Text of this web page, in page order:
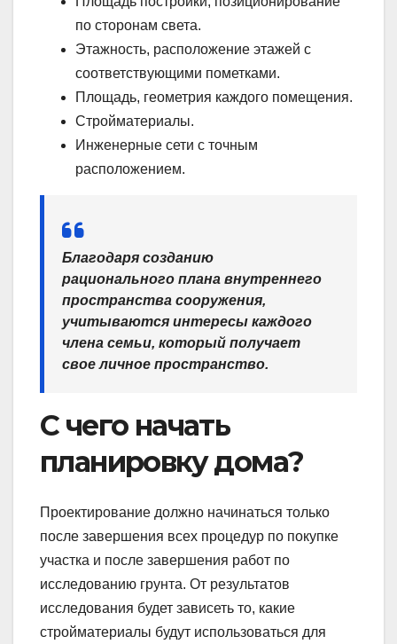
по сторонам света.
Этажность, расположение этажей с
соответствующими пометками.
Площадь, геометрия каждого помещения.
Стройматериалы.
Инженерные сети с точным
расположением.
Благодаря созданию
рационального плана внутреннего
пространства сооружения,
учитываются интересы каждого
члена семьи, который получает
свое личное пространство.
С чего начать
планировку дома?
Проектирование должно начинаться только
после завершения всех процедур по покупке
участка и после завершения работ по
исследованию грунта. От результатов
исследования будет зависеть то, какие
стройматериалы будут использоваться для